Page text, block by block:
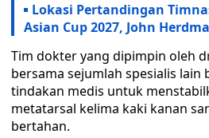
Lokasi Pertandingan
Asian Cup 2027, John
Tim dokter yang dipimpin oleh
bersama sejumlah spesialis lain
tindakan medis untuk
metatarsal kelima kaki kanan
bertahan.